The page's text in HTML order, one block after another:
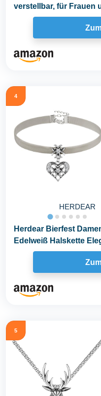
verstellbar, für Frauen
4
HERDEAR
Herdear Bierfest
Edelweiß Halskette
Strasssteinen...
5